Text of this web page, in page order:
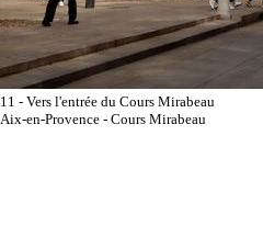
11 - Vers l'entrée du Cours Mirabeau
Aix-en-Provence - Cours Mirabeau